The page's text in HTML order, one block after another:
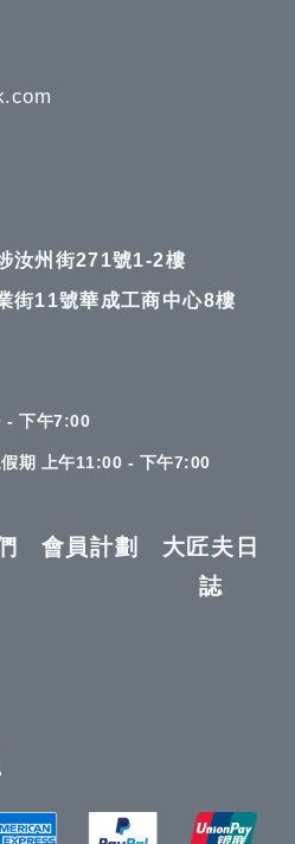
汝州街271號1-2樓
街11號華成工商中心8樓
- 下午7:00
期 上午11:00 - 下午7:00
會員計劃
大匠夫日
誌